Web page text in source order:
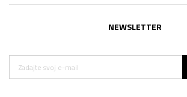
NEWSLETTER